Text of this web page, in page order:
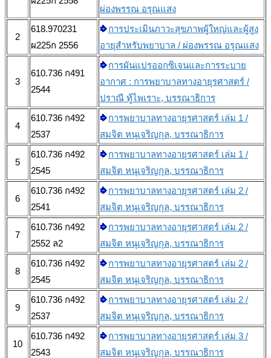
ผ่องพรรณ อรุณแสง
2
618.970231
ผ225ก 2556
การประเมินภาวะสุขภาพผู้ใหญ่และผู้สูง
อายุสำหรับพยาบาล / ผ่องพรรณ อรุณแสง
3
610.736 ก491
2544
การผันแปรออกซิเจนและการระบาย
อากาศ : การพยาบาลทางอายุรศาสตร์ /
ปราณี ทู้ไพเราะ, บรรณาธิการ
4
610.736 ก492
2537
การพยาบาลทางอายุรศาสตร์ เล่ม 1 /
สมจิต หนุเจริญกุล, บรรณาธิการ
5
610.736 ก492
2545
การพยาบาลทางอายุรศาสตร์ เล่ม 1 /
สมจิต หนุเจริญกุล, บรรณาธิการ
6
610.736 ก492
2541
การพยาบาลทางอายุรศาสตร์ เล่ม 2 /
สมจิต หนุเจริญกุล, บรรณาธิการ
7
610.736 ก492
2552 ล2
การพยาบาลทางอายุรศาสตร์ เล่ม 2 /
สมจิต หนุเจริญกุล, บรรณาธิการ
8
610.736 ก492
2545
การพยาบาลทางอายุรศาสตร์ เล่ม 2 /
สมจิต หนุเจริญกุล, บรรณาธิการ
9
610.736 ก492
2537
การพยาบาลทางอายุรศาสตร์ เล่ม 2 /
สมจิต หนุเจริญกุล, บรรณาธิการ
10
610.736 ก492
2543
การพยาบาลทางอายุรศาสตร์ เล่ม 3 /
สมจิต หนุเจริญกุล, บรรณาธิการ